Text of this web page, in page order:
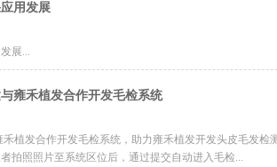
用发展
展...
雍禾植发合作开发毛检系统
植发合作开发毛检系统，助力雍禾植发开发头皮毛发检
拍照照片至系统区位后，通过提交自动进入毛检...